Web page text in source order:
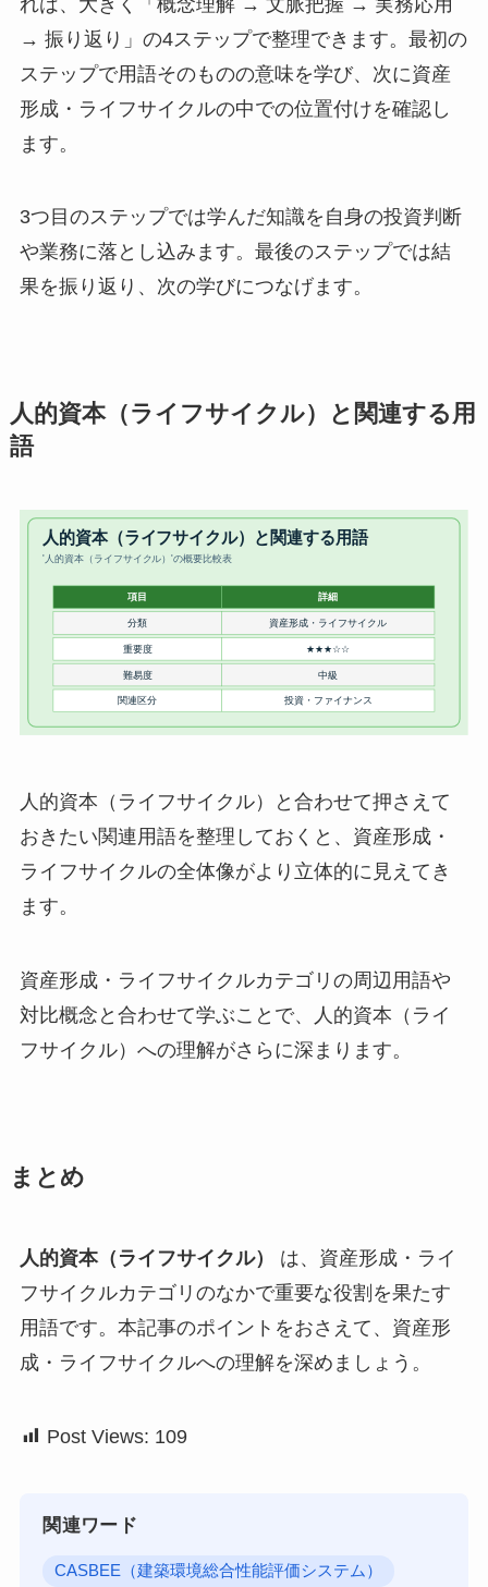
→ 振り返り」の4ステップで整理できます。最初の
ステップで用語そのものの意味を学び、次に資産
形成・ライフサイクルの中での位置付けを確認し
ます。
3つ目のステップでは学んだ知識を自身の投資判断
や業務に落とし込みます。最後のステップでは結
果を振り返り、次の学びにつなげます。
人的資本（ライフサイクル）と関連する用
語
人的資本（ライフサイクル）と合わせて押さえて
おきたい関連用語を整理しておくと、資産形成・
ライフサイクルの全体像がより立体的に見えてき
ます。
資産形成・ライフサイクルカテゴリの周辺用語や
対比概念と合わせて学ぶことで、人的資本（ライ
フサイクル）への理解がさらに深まります。
まとめ
人的資本（ライフサイクル）
は、資産形成・ライ
フサイクルカテゴリのなかで重要な役割を果たす
用語です。本記事のポイントをおさえて、資産形
成・ライフサイクルへの理解を深めましょう。
Post Views: 109
関連ワード
CASBEE（建築環境総合性能評価システム）